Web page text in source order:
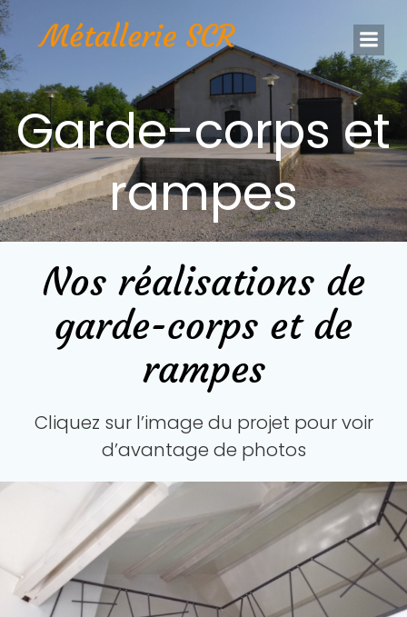
au
contenu
Garde-corps et
rampes
Nos réalisations de
garde-corps et de
rampes
Cliquez sur l’image du projet pour voir
d’avantage de photos